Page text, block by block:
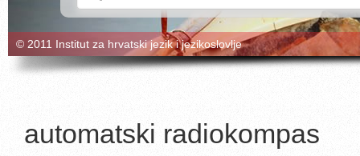
© 2011 Institut za hrvatski jezik i jezikoslovlje
automatski radiokompas